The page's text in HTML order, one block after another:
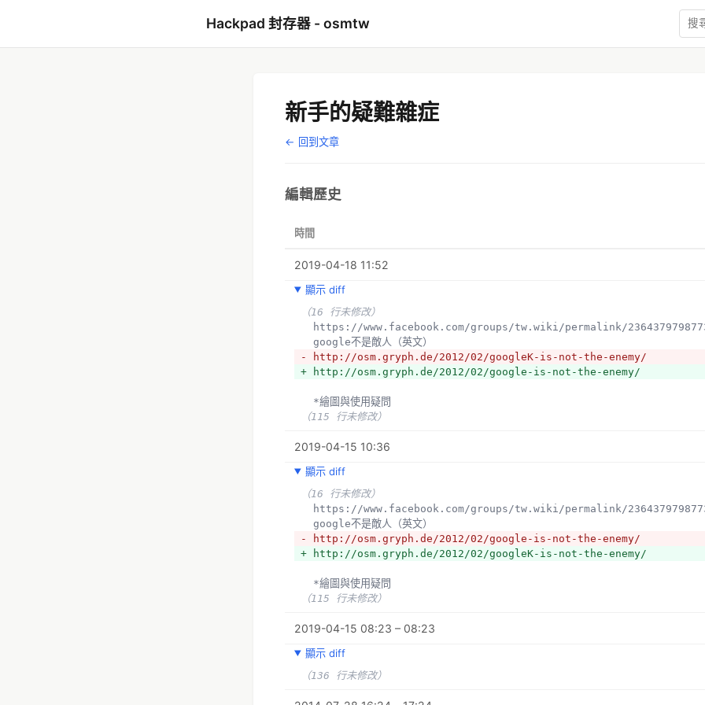
Hackpad 封存器 - osmtw
新手的疑難雜症
← 回到文章
編輯歷史
時間
2019-04-18 11:52
顯示 diff
（16 行未修改）
https://www.facebook.com/groups/tw.wiki/permalink/
  google不是敵人（英文）
- http://osm.gryph.de/2012/02/googleK-is-not-the-enemy/
+ http://osm.gryph.de/2012/02/google-is-not-the-enemy/
  *繪圖與使用疑問
（115 行未修改）
2019-04-15 10:36
顯示 diff
（16 行未修改）
https://www.facebook.com/groups/tw.wiki/permalink/
  google不是敵人（英文）
- http://osm.gryph.de/2012/02/google-is-not-the-enemy/
+ http://osm.gryph.de/2012/02/googleK-is-not-the-enemy/
  *繪圖與使用疑問
（115 行未修改）
2019-04-15 08:23 – 08:23
顯示 diff
（136 行未修改）